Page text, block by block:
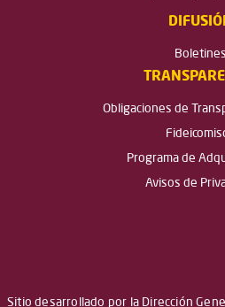
Boletines
Obligaciones de
Programa de
Avisos de
Sitio desarrollado por la Dirección